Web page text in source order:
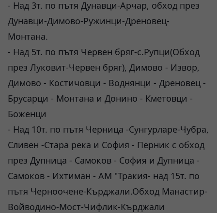
- Над 3т. по пътя Дунавци-Арчар, обход през
Дунавци-Димово-Ружинци-Дреновец-
Монтана.
- Над 5т. по пътя Червен бряг-с.Рупци(Обход
през Луковит-Червен бряг), Димово - Извор,
Димово - Костичовци - Воднянци - Дреновец -
Брусарци - Монтана и Донино - Кметовци -
Боженци
- Над 10т. по пътя Черница -Сунгурларе-Чубра,
Сливен -Стара река и София - Перник с обход
през Дупница - Самоков - София и Дупница -
Самоков - Ихтиман - АМ "Тракия- над 15т. по
пътя Черноочене-Кърджали.Обход Манастир-
Войводино-Мост-Чифлик-Кърджали